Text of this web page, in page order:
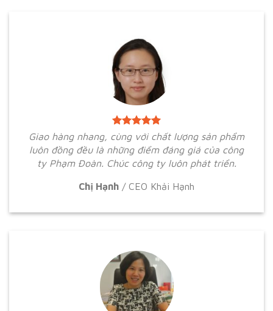
Giao hàng nhang, cùng với chất lượng sản phẩm
luôn đồng đều là những điểm đáng giá của công
ty Phạm Đoàn. Chúc công ty luôn phát triển.
Chị Hạnh / CEO Khải Hạnh